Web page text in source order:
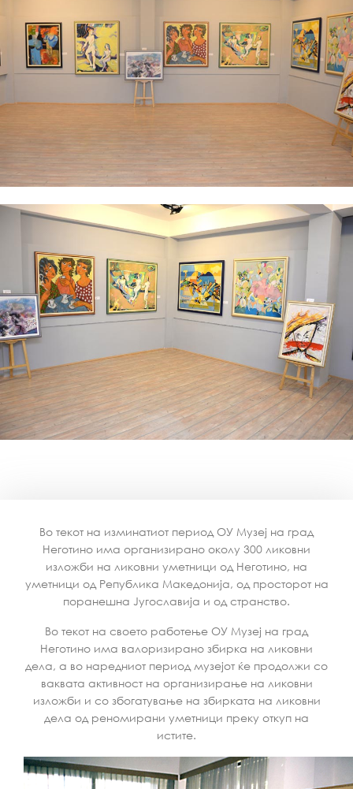
Во текот на изминатиот период ОУ Музеј на град
Неготино има организирано околу 300 ликовни
изложби на ликовни уметници од Неготино, на
уметници од Република Македонија, од просторот на
поранешна Југославија и од странство.
Во текот на своето работење ОУ Музеј на град
Неготино има валоризирано збирка на ликовни
дела, а во наредниот период музејот ќе продолжи со
ваквата активност на организирање на ликовни
изложби и со збогатување на збирката на ликовни
дела од реномирани уметници преку откуп на
истите.